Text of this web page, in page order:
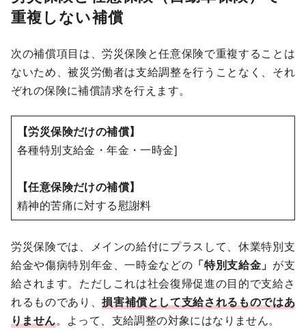
重複しない補償
次の補償項目は、労災保険と任意保険で重複することは
ないため、被災労働者は支給調整を行うことなく、それ
ぞれの保険に補償請求を行えます。
【労災保険だけの補償】
各種特別支給金・年金・一時金]
【任意保険だけの補償】
精神的苦痛に対する慰謝料
労災保険では、メインの給付にプラスして、休業特別支
給金や傷病特別年金、一時金などの 「特別支給金」 が支
給されます。ただしこれは社会復帰促進の目的で支給さ
れるものであり、損害補償として支給されるものではあ
りません。よって、支給調整の対象にはなりません。